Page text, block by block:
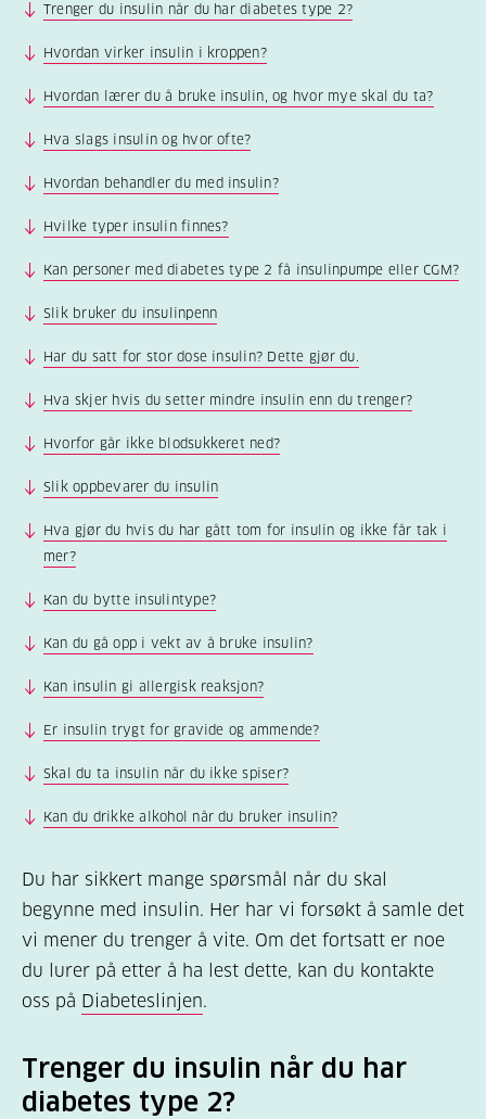
Trenger du insulin når du har diabetes type 2?
Hvordan virker insulin i kroppen?
Hvordan lærer du å bruke insulin, og hvor mye skal du ta?
Hva slags insulin og hvor ofte?
Hvordan behandler du med insulin?
Hvilke typer insulin finnes?
Kan personer med diabetes type 2 få insulinpumpe eller CGM?
Slik bruker du insulinpenn
Har du satt for stor dose insulin? Dette gjør du.
Hva skjer hvis du setter mindre insulin enn du trenger?
Hvorfor går ikke blodsukkeret ned?
Slik oppbevarer du insulin
Hva gjør du hvis du har gått tom for insulin og ikke får tak i
mer?
Kan du bytte insulintype?
Kan du gå opp i vekt av å bruke insulin?
Kan insulin gi allergisk reaksjon?
Er insulin trygt for gravide og ammende?
Skal du ta insulin når du ikke spiser?
Kan du drikke alkohol når du bruker insulin?
Du har sikkert mange spørsmål når du skal
begynne med insulin. Her har vi forsøkt å samle det
vi mener du trenger å vite. Om det fortsatt er noe
du lurer på etter å ha lest dette, kan du kontakte
oss på Diabeteslinjen.
Trenger du insulin når du har
diabetes type 2?